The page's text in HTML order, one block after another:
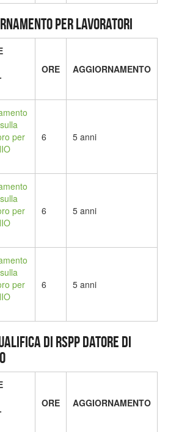
PER LAVORATORI
ORE AGGIORNAMENTO
per
6 5 anni
per
6 5 anni
per
6 5 anni
DI RSPP DATORE DI
ORE AGGIORNAMENTO